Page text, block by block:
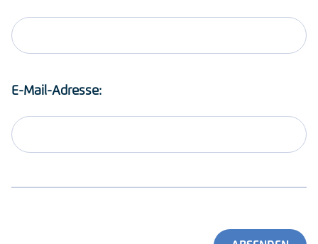
E-Mail-Adresse: